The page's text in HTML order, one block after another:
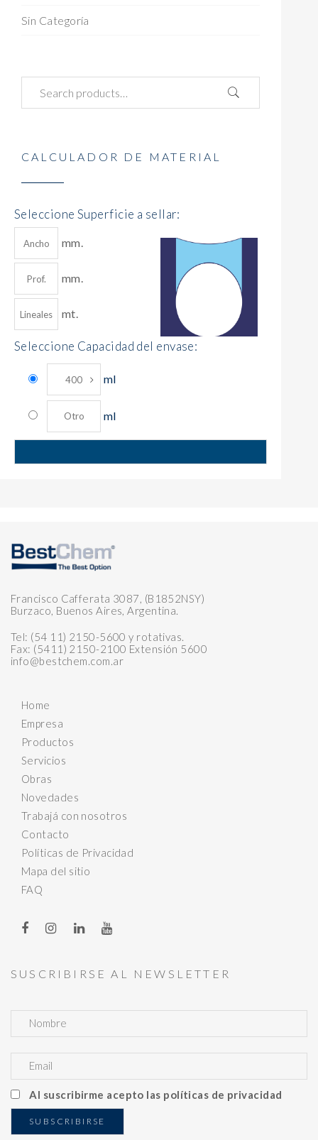
Sin Categoría
CALCULADOR DE MATERIAL
Seleccione Superficie a sellar:
mm.
mm.
mt.
Seleccione Capacidad del envase:
ml
ml
Francisco Cafferata 3087, (B1852NSY)
Burzaco, Buenos Aires, Argentina.
Tel: (54 11) 2150-5600 y rotativas.
Fax: (5411) 2150-2100 Extensión 5600
info@bestchem.com.ar
Home
Empresa
Productos
Servicios
Obras
Novedades
Trabajá con nosotros
Contacto
Políticas de Privacidad
Mapa del sitio
FAQ
SUSCRIBIRSE AL NEWSLETTER
Al suscribirme acepto las políticas de privacidad